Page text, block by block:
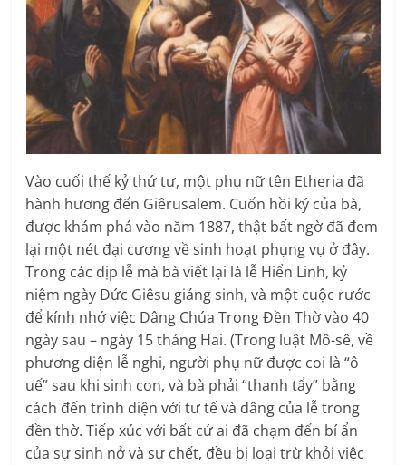
Vào cuối thế kỷ thứ tư, một phụ nữ tên Etheria đã
hành hương đến Giêrusalem. Cuốn hồi ký của bà,
được khám phá vào năm 1887, thật bất ngờ đã đem
lại một nét đại cương về sinh hoạt phụng vụ ở đây.
Trong các dịp lễ mà bà viết lại là lễ Hiển Linh, kỷ
niệm ngày Ðức Giêsu giáng sinh, và một cuộc rước
để kính nhớ việc Dâng Chúa Trong Ðền Thờ vào 40
ngày sau – ngày 15 tháng Hai. (Trong luật Mô-sê, về
phương diện lễ nghi, người phụ nữ được coi là “ô
uế” sau khi sinh con, và bà phải “thanh tẩy” bằng
cách đến trình diện với tư tế và dâng của lễ trong
đền thờ. Tiếp xúc với bất cứ ai đã chạm đến bí ẩn
của sự sinh nở và sự chết, đều bị loại trừ khỏi việc